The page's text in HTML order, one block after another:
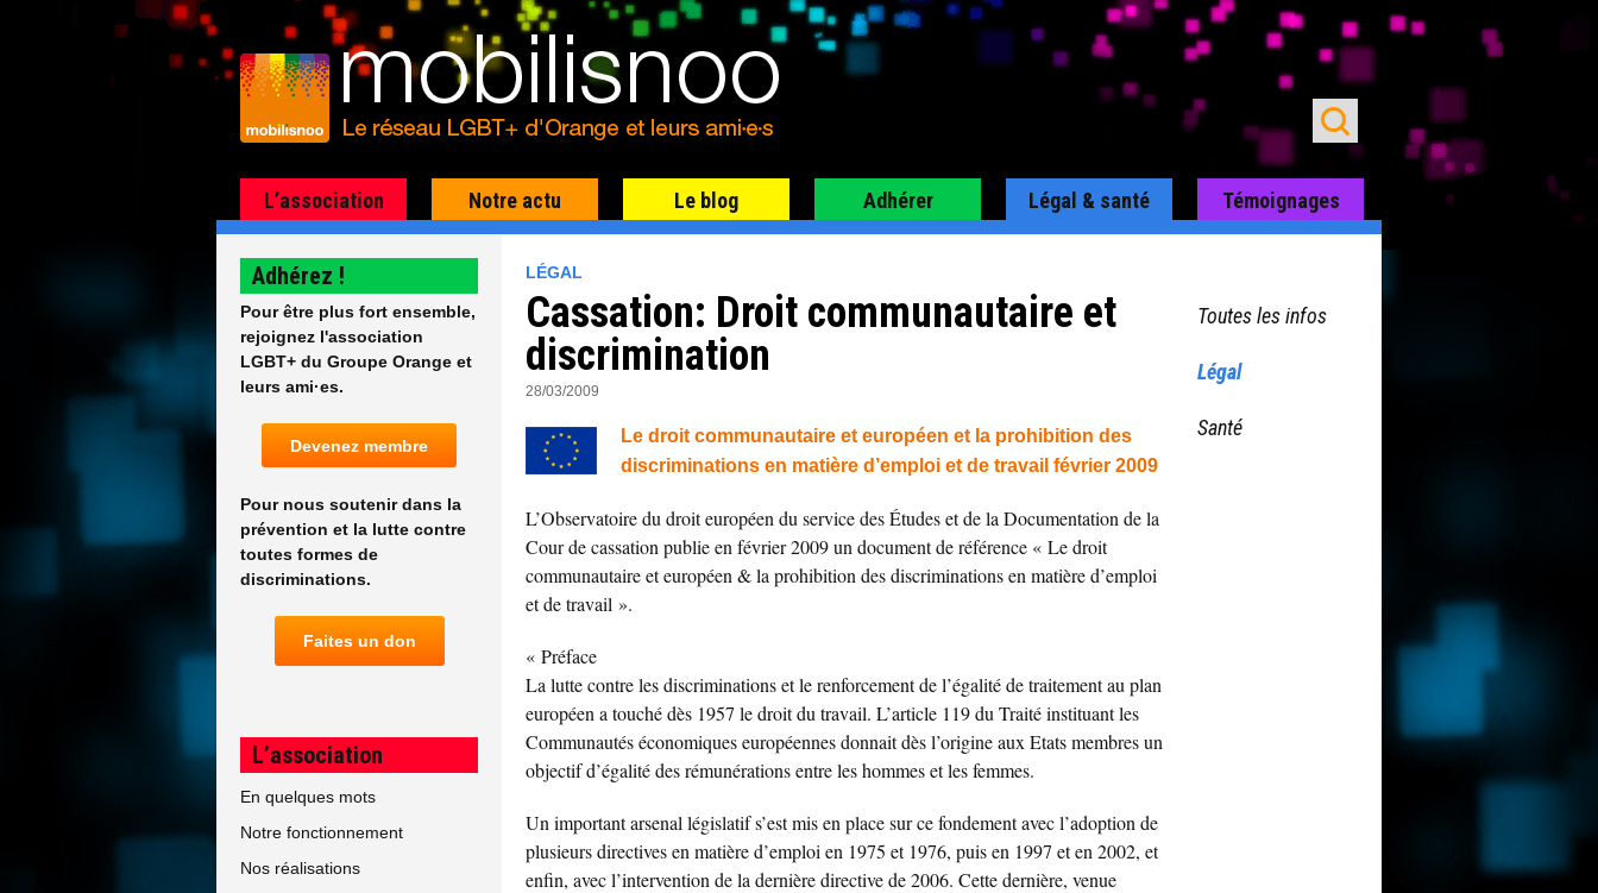
L’association Notre actu Le blog Adhérer Légal & santé Témoignages
LÉGAL
Cassation: Droit communautaire et
discrimination
28/03/2009
Le droit communautaire et européen et la prohibition des
discriminations en matière d’emploi et de travail février 2009
L’Observatoire du droit européen du service des Études et de la Documentation de la
Cour de cassation publie en février 2009 un document de référence « Le droit
communautaire et européen & la prohibition des discriminations en matière d’emploi
et de travail ».
« Préface
La lutte contre les discriminations et le renforcement de l’égalité de traitement au plan
européen a touché dès 1957 le droit du travail. L’article 119 du Traité instituant les
Communautés économiques européennes donnait dès l’origine aux Etats membres un
objectif d’égalité des rémunérations entre les hommes et les femmes.
Un important arsenal législatif s’est mis en place sur ce fondement avec l’adoption de
plusieurs directives en matière d’emploi en 1975 et 1976, puis en 1997 et en 2002, et
enfin, avec l’intervention de la dernière directive de 2006. Cette dernière, venue
Adhérez !
Pour être plus fort ensemble,
rejoignez l'association
LGBT+ du Groupe Orange et
leurs ami·es.
Devenez membre
Pour nous soutenir dans la
prévention et la lutte contre
toutes formes de
discriminations.
Faites un don
L’association
En quelques mots
Notre fonctionnement
Nos réalisations
Toutes les infos
Légal
Santé